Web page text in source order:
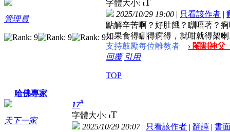
管理員
字體大小: t
2025/10/29 19:00 | 只看該作者 |
點解辛苦啊？好肚餓？瞓唔著？
如果食得瞓得痾得，就咁就得架
支持鼓勵每位離教者
› 閹割神
回覆 引用
TOP
哈佛專家
天下一家
17#
字體大小: tT
2025/10/29 20:07| 只看該作者 | 翻譯 | 書